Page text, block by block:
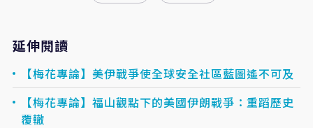
延伸閱讀
【梅花專論】美伊戰爭使全球安全社區藍圖遙不可及
【梅花專論】福山觀點下的美國伊朗戰爭：重蹈歷史
覆轍